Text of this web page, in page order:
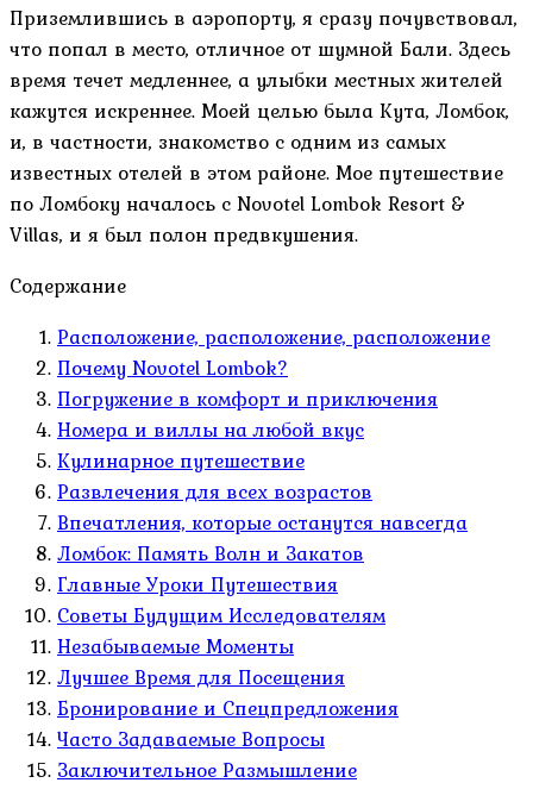
Приземлившись в аэропорту, я сразу почувствовал,
что попал в место, отличное от шумной Бали. Здесь
время течет медленнее, а улыбки местных жителей
кажутся искреннее. Моей целью была Кута, Ломбок,
и, в частности, знакомство с одним из самых
известных отелей в этом районе. Мое путешествие
по Ломбоку началось с Novotel Lombok Resort &
Villas, и я был полон предвкушения.
Содержание
Расположение, расположение, расположение
Почему Novotel Lombok?
Погружение в комфорт и приключения
Номера и виллы на любой вкус
Кулинарное путешествие
Развлечения для всех возрастов
Впечатления, которые останутся навсегда
Ломбок: Память Волн и Закатов
Главные Уроки Путешествия
Советы Будущим Исследователям
Незабываемые Моменты
Лучшее Время для Посещения
Бронирование и Спецпредложения
Часто Задаваемые Вопросы
Заключительное Размышление